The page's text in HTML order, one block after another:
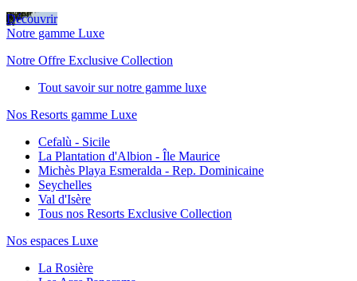
Découvrir
Notre gamme Luxe
Notre Offre Exclusive Collection
Tout savoir sur notre gamme luxe
Nos Resorts gamme Luxe
Cefalù - Sicile
La Plantation d'Albion - Île Maurice
Michès Playa Esmeralda - Rep. Dominicaine
Seychelles
Val d'Isère
Tous nos Resorts Exclusive Collection
Nos espaces Luxe
La Rosière